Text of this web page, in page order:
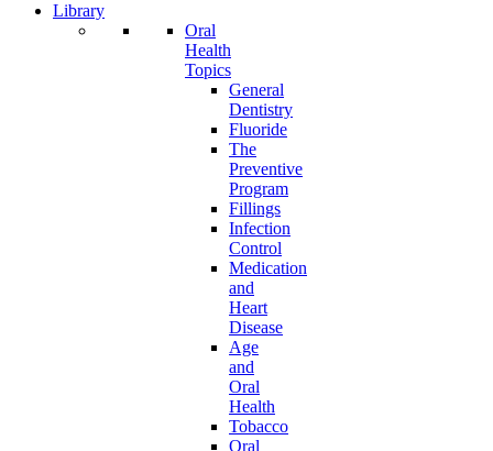
Library
Oral
Health
Topics
General
Dentistry
Fluoride
The
Preventive
Program
Fillings
Infection
Control
Medication
and
Heart
Disease
Age
and
Oral
Health
Tobacco
Oral